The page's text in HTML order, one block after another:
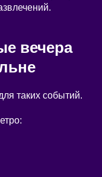
вечера
таких событий.